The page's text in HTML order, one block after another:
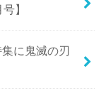
】
に鬼滅の刃